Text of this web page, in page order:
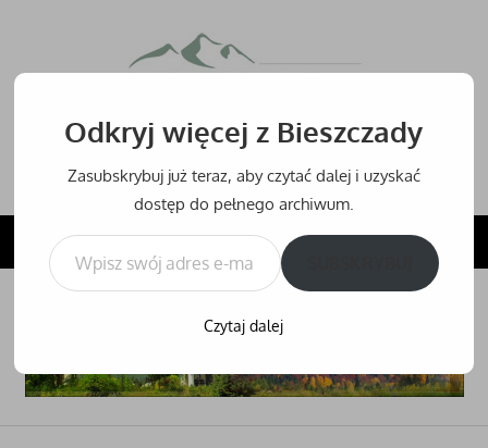
treści
Bieszczady
inne
NAVIGATION
Odkryj więcej z Bieszczady
Zasubskrybuj już teraz, aby czytać dalej i uzyskać
dostęp do pełnego archiwum.
Wpisz swój adres e-mail…
Czytaj dalej